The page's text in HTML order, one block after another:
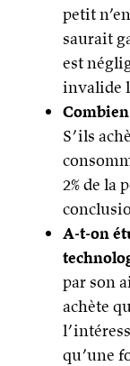
petit
saurait
est
invalide
S’ils
2% de la
A-t-on
par son
achète
qu’une